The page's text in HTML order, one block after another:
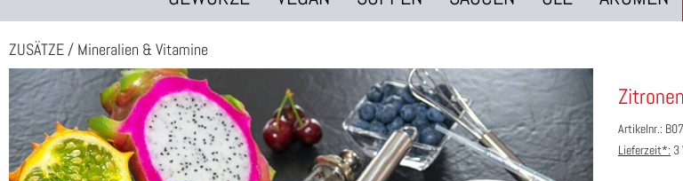
ZUSÄTZE / Mineralien & Vitamine
Artikelnr.:
Lieferzeit*: 3